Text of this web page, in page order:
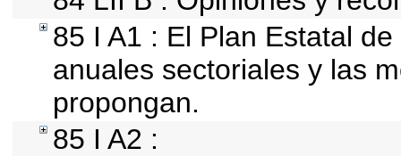
85 I A1 : El Plan Estatal
anuales sectoriales y las
propongan.
85 I A2 :